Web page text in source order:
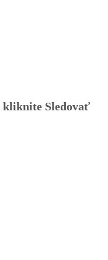
kliknite Sledovať